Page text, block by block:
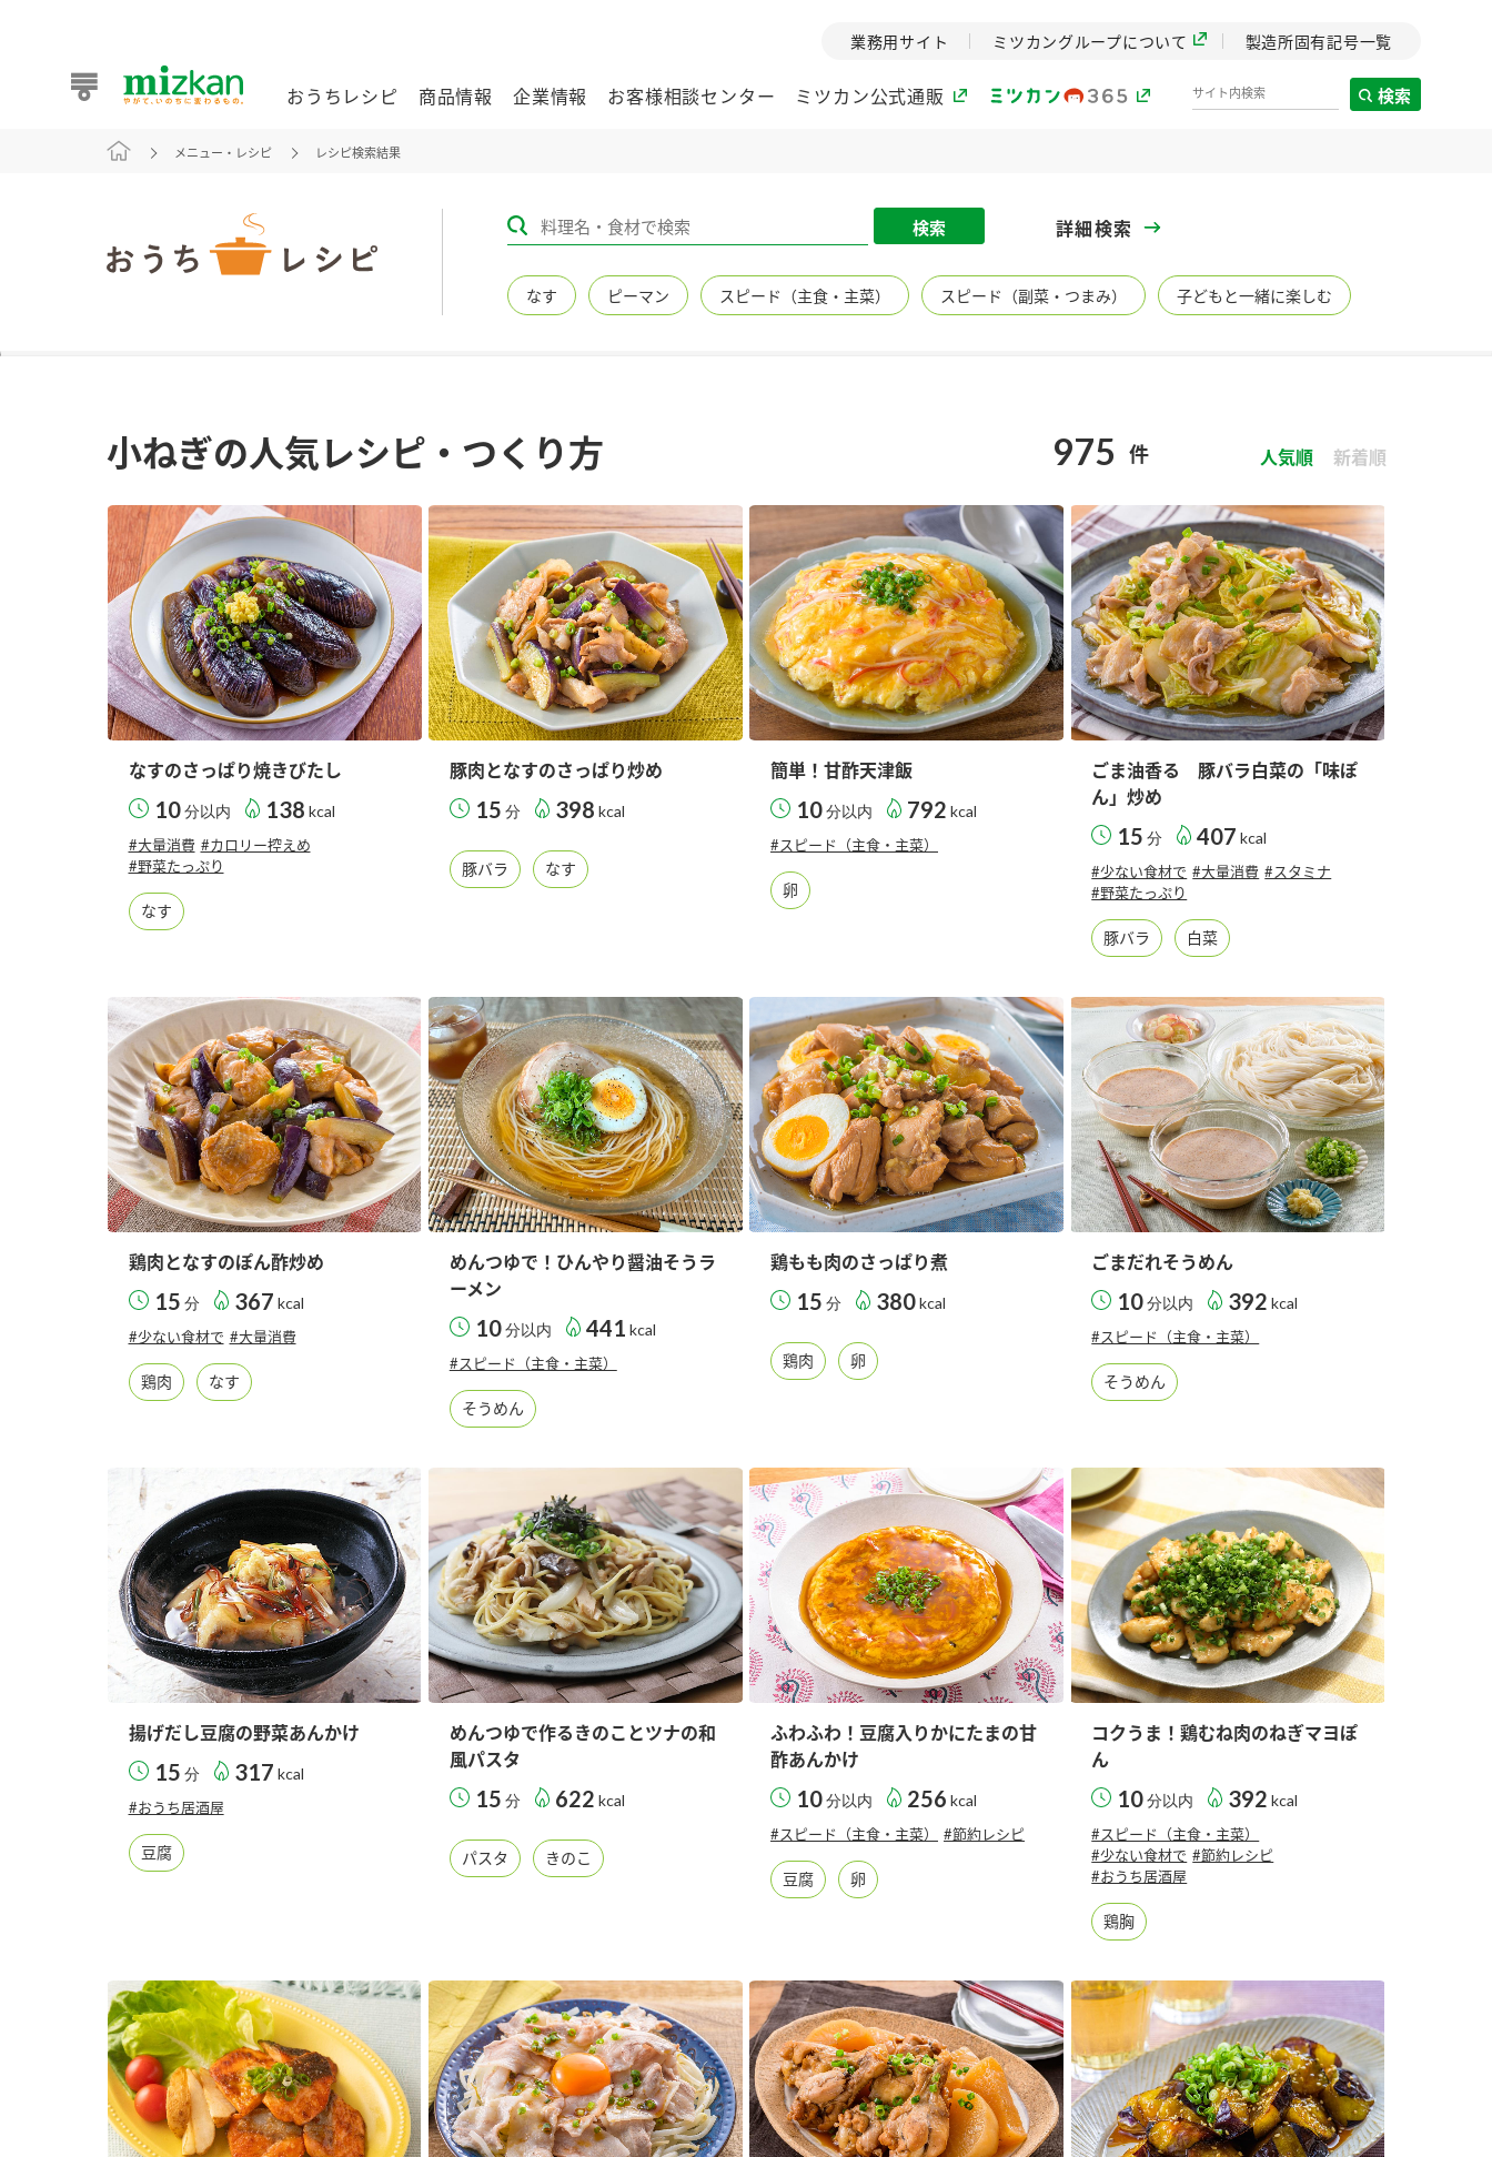
業務用サイト
おうちレシピ
おうちレシピ トップ
商品情報
鍋用調味料 たれ
スープ 中華 クイック調味料 レモン果汁 ふりかけ おすしの素 炊き込みご飯の素 米飯用調味液
納豆 Fibee
ー）
お酢を知ろう！ すしラボ ぽん酢サワー 納豆の豆知識 鍋奉行マニュアル ミツカンのCM
企業情報
企業理念
ミツカングループの企
ミツカンの歴史
創業から現在までのミ
す。
テーマとした社会貢献
活動を行っていまし
た。
植物を可能な限りまる
セプトをご紹介しま
す。
MIM（ミツカンミュ
ージアム）
ミツカンの酢づくりの
歴史などが学べる体験
型博物館です。
各部門が大切にして
いること
「未来ビジョン宣言」
実現に向けた各部門の
取り組みをご紹介しま
す。
おいしさと健康への
取り組み
ミツカンの研究成果と
おいしさと健康に役立
つ情報をご紹介しま
す。
ん酢工房」
お客様相談センター ミツカン公式通販
業務用サイト ミツカングループについて 製造所固有記号一覧
検索
メニュー・レシピ レシピ検索結果
検索 詳細検索
なす ピーマン スピード（主食・主菜） スピード（副菜・つまみ） 子どもと一緒に楽しむ
小ねぎの人気レシピ・つくり方 975 件 人気順 新着順
なすのさっぱり焼きびたし
10分以内 138 kcal
#大量消費 #カロリー控えめ
#野菜たっぷり
なす
豚肉となすのさっぱり炒め
15 分 398 kcal
豚バラ なす
簡単！甘酢天津飯
10分以内 792 kcal
#スピード（主食・主菜）
卵
ごま油香る 豚バラ白菜の「味ぽ
ん」炒め
15 分 407 kcal
#少ない食材で #大量消費 #スタミナ
#野菜たっぷり
豚バラ 白菜
鶏肉となすのぽん酢炒め
15 分 367 kcal
#少ない食材で #大量消費
鶏肉 なす
めんつゆで！ひんやり醤油そうラ
ーメン
10分以内 441 kcal
#スピード（主食・主菜）
そうめん
鶏もも肉のさっぱり煮
15 分 380kcal
鶏肉 卵
ごまだれそうめん
10分以内 392 kcal
#スピード（主食・主菜）
そうめん
揚げだし豆腐の野菜あんかけ
15 分 317 kcal
#おうち居酒屋
豆腐
めんつゆで作るきのことツナの和
風パスタ
15 分 622 kcal
パスタ きのこ
ふわふわ！豆腐入りかにたまの甘
酢あんかけ
10分以内 256 kcal
#スピード（主食・主菜） #節約レシピ
豆腐 卵
コクうま！鶏むね肉のねぎマヨぽ
ん
10分以内 392 kcal
#スピード（主食・主菜）
#少ない食材で #節約レシピ
#おうち居酒屋
鶏胸